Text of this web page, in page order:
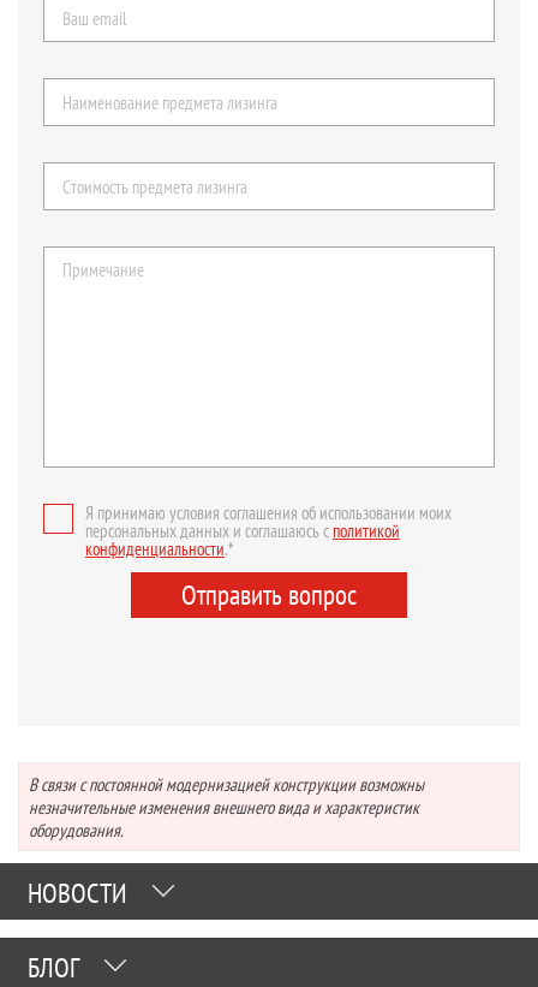
Я принимаю условия соглашения об использовании моих
персональных данных и соглашаюсь сполитикой
конфиденциальности.*
Отправить вопрос
В связи с постоянной модернизацией конструкции возможны
незначительные изменения внешнего вида и характеристик
оборудования.
НОВОСТИ
БЛОГ